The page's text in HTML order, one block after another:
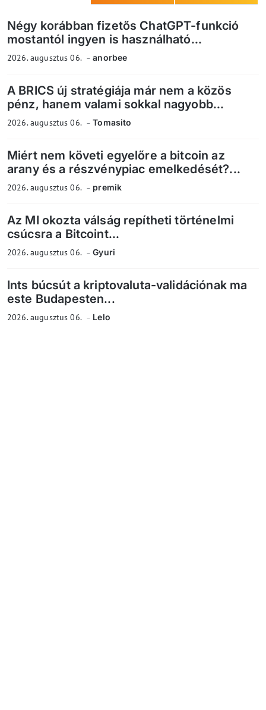
Négy korábban fizetős ChatGPT-funkció
mostantól ingyen is használható...
2026. augusztus 06. anorbee
A BRICS új stratégiája már nem a közös
pénz, hanem valami sokkal nagyobb...
2026. augusztus 06. Tomasito
Miért nem követi egyelőre a bitcoin az
arany és a részvénypiac emelkedését?...
2026. augusztus 06. premik
Az MI okozta válság repítheti történelmi
csúcsra a Bitcoint...
2026. augusztus 06. Gyuri
Ints búcsút a kriptovaluta-validációnak ma
este Budapesten...
2026. augusztus 06. Lelo